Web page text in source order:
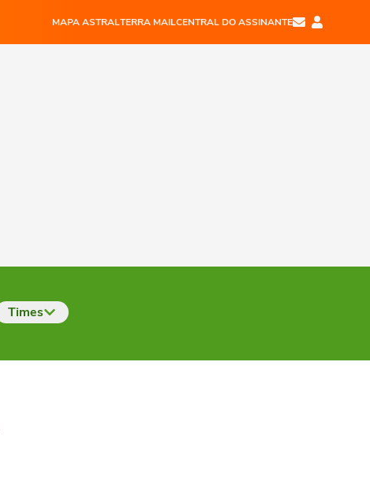
MAPA ASTRALTERRA MAILCENTRAL DO ASSINANTE
Times